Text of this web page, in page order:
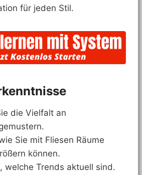
für jeden Stil.
die Vielfalt an
Sie mit Fliesen Räume
können.
welche Trends aktuell sind.